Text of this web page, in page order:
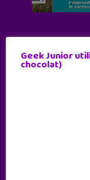
Geek Junior
chocolat)